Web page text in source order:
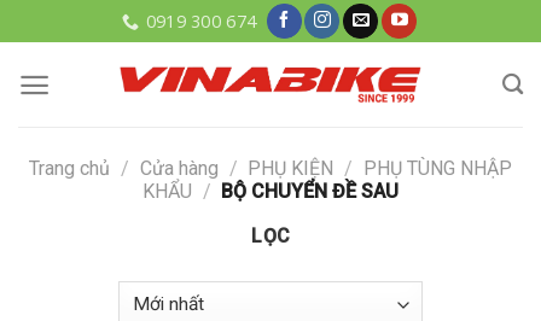
to
content
0919 300 674
Trang chủ / Cửa hàng / PHỤ KIỆN / PHỤ TÙNG NHẬP
KHẨU / BỘ CHUYỂN ĐỀ SAU
LỌC